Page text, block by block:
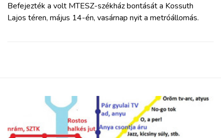
Befejezték a volt MTESZ-székház bontását a Kossuth
Lajos téren, május 14-én, vasárnap nyit a metróállomás.